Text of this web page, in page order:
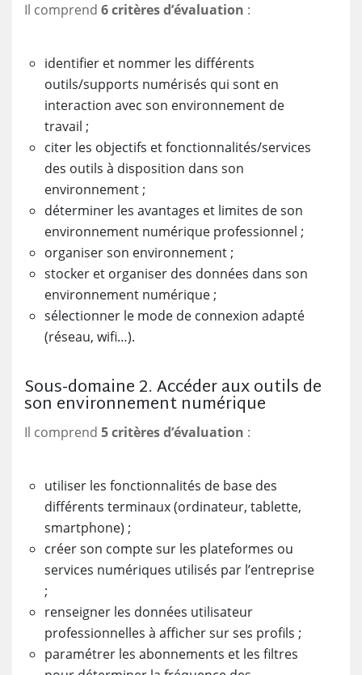
Il comprend 6 critères d’évaluation :
identifier et nommer les différents
outils/supports numérisés qui sont en
interaction avec son environnement de
travail ;
citer les objectifs et fonctionnalités/services
des outils à disposition dans son
environnement ;
déterminer les avantages et limites de son
environnement numérique professionnel ;
organiser son environnement ;
stocker et organiser des données dans son
environnement numérique ;
sélectionner le mode de connexion adapté
(réseau, wifi…).
Sous-domaine 2. Accéder aux outils de
son environnement numérique
Il comprend 5 critères d’évaluation :
utiliser les fonctionnalités de base des
différents terminaux (ordinateur, tablette,
smartphone) ;
créer son compte sur les plateformes ou
services numériques utilisés par l’entreprise
;
renseigner les données utilisateur
professionnelles à afficher sur ses profils ;
paramétrer les abonnements et les filtres